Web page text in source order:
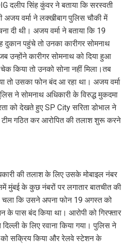
दलीप सिंह कुंवर ने बताया कि सरस्वती
अजय वर्मा ने लक्खीबाग पुलिस चौकी में
दी थी। अजय वर्मा ने बताया कि 19
पहुंचे तो उनका कारीगर सोमनाथ
उन्होंने कारीगर सोमनाथ को दिया हुआ
किया तो उनको सोना नहीं मिला।तब
तो उसका फोन बंद आ रहा था। अजय वर्मा
ने सोमनाथ अधिकारी के विरुद्ध मुकदमा
को देखते हुए SP City सरिता डोभाल ने
गठित कर आरोपित की तलाश शुरू करने
की तलाश के लिए उसके मोबाइल नंबर
मुंबई के कुछ नंबरों पर लगातार बातचीत की
चला कि उसने अपना फोन 19 अगस्त को
के पास बंद किया था। आरोपी को गिरफ्तार
के लिए रवाना किया गया। पुलिस ने
को सक्रिय किया और रेलवे स्टेशन के